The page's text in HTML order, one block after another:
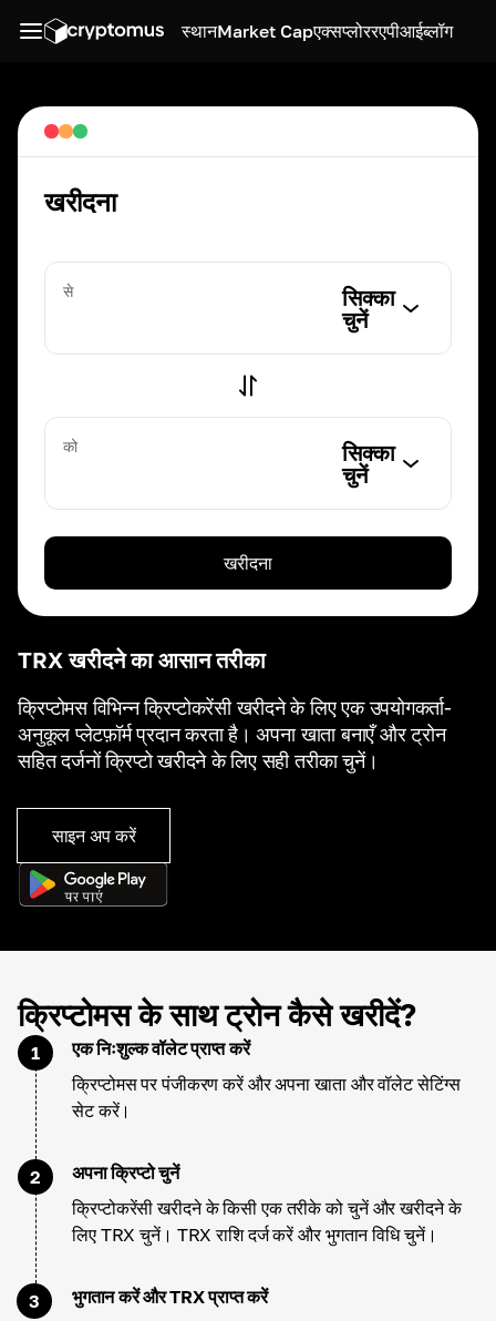
स्थानMarket Capएक्सप्लोररएपीआईब्लॉग
TRX खरीदने का आसान तरीका
क्रिप्टोमस विभिन्न क्रिप्टोकरेंसी खरीदने के लिए एक उपयोगकर्ता-
अनुकूल प्लेटफ़ॉर्म प्रदान करता है। अपना खाता बनाएँ और ट्रोन
सहित दर्जनों क्रिप्टो खरीदने के लिए सही तरीका चुनें।
साइन अप करें
खरीदना
से
सिक्का
चुनें
को
सिक्का
चुनें
खरीदना
क्रिप्टोमस के साथ ट्रोन कैसे खरीदें?
1
एक निःशुल्क वॉलेट प्राप्त करें
क्रिप्टोमस पर पंजीकरण करें और अपना खाता और वॉलेट सेटिंग्स
सेट करें।
2
अपना क्रिप्टो चुनें
क्रिप्टोकरेंसी खरीदने के किसी एक तरीके को चुनें और खरीदने के
लिए TRX चुनें। TRX राशि दर्ज करें और भुगतान विधि चुनें।
3
भुगतान करें और TRX प्राप्त करें